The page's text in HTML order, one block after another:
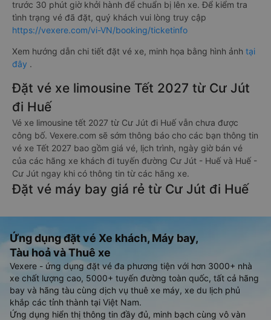
trước 30 phút giờ khởi hành để chuẩn bị lên xe. Để kiểm tra
tình trạng vé đã đặt, quý khách vui lòng truy cập
https://vexere.com/vi-VN/booking/ticketinfo
Xem hướng dẫn chi tiết đặt vé xe, minh họa bằng hình ảnh tại
đây .
Đặt vé xe limousine Tết 2027 từ Cư Jút
đi Huế
Vé xe limousine tết 2027 từ Cư Jút đi Huế vẫn chưa được
công bố. Vexere.com sẽ sớm thông báo cho các bạn thông tin
vé xe Tết 2027 bao gồm giá vé, lịch trình, ngày giờ bán vé
của các hãng xe khách đi tuyến đường Cư Jút - Huế và Huế -
Cư Jút ngay khi có thông tin từ các hãng xe.
Đặt vé máy bay giá rẻ từ Cư Jút đi Huế
Ứng dụng đặt vé Xe khách, Máy bay,
Tàu hoả và Thuê xe
Vexere - ứng dụng đặt vé đa phương tiện với hơn 3000+ nhà
xe chất lượng cao, 5000+ tuyến đường toàn quốc, tất cả hãng
bay và hãng tàu cùng dịch vụ thuê xe máy, xe du lịch phủ
khắp các tỉnh thành tại Việt Nam.
Ứng dụng hiển thị thông tin đầy đủ, minh bạch cùng vô vàn